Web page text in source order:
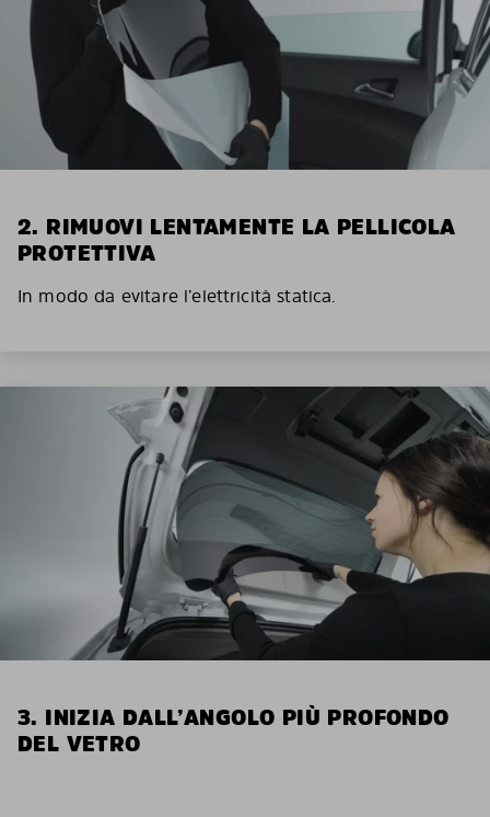
2. RIMUOVI LENTAMENTE LA PELLICOLA
PROTETTIVA
In modo da evitare l’elettricità statica.
3. INIZIA DALL’ANGOLO PIÙ PROFONDO
DEL VETRO